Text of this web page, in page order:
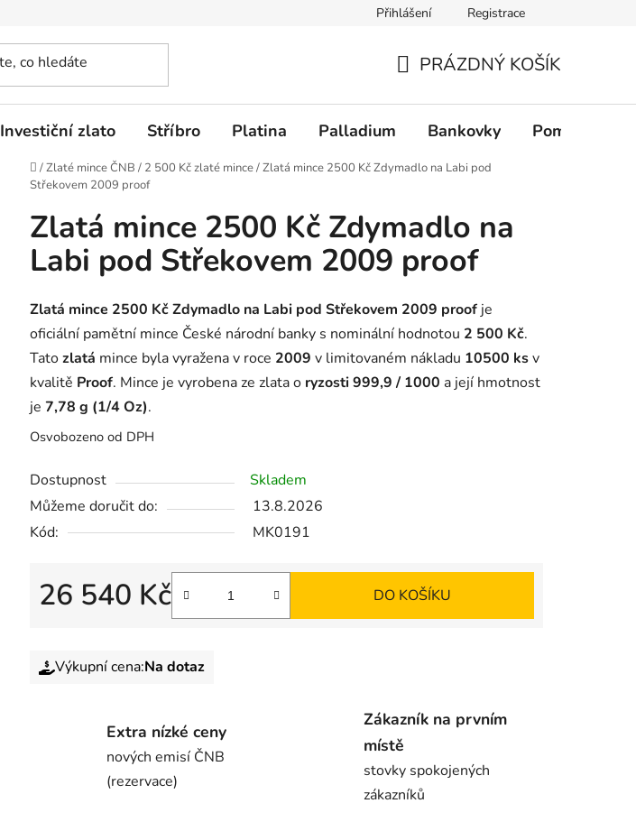
Přihlášení Registrace
PRÁZDNÝ KOŠÍK
Investiční zlato Stříbro Platina Palladium Bankovky Pomůcky
Domů
/Zlaté mince ČNB / 2 500 Kč zlaté mince/Zlatá mince 2500 Kč Zdymadlo na Labi pod
Střekovem 2009 proof
Zlatá mince 2500 Kč Zdymadlo na
Labi pod Střekovem 2009 proof
Zlatá mince 2500 Kč Zdymadlo na Labi pod Střekovem 2009 proof je
oficiální pamětní mince České národní banky s nominální hodnotou 2 500 Kč.
Tatozlatá mince byla vyražena v roce 2009 v limitovaném nákladu 10500 ksv
kvalitě Proof. Mince je vyrobena ze zlata o ryzosti 999,9 / 1000 a její hmotnost
je 7,78 g (1/4 Oz).
Osvobozeno od DPH
Dostupnost
Skladem
Můžeme doručit do:
13.8.2026
Kód:
MK0191
26 540 Kč DO KOŠÍKU
Výkupní cena:Na dotaz
Extra nízké ceny
nových emisí ČNB
(rezervace)
Zákazník na prvním
místě
stovky spokojených
zákazníků